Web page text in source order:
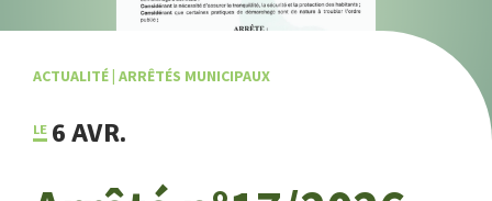
ACTUALITÉ| ARRÊTÉS MUNICIPAUX
6 AVR.